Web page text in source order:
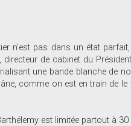
n’est pas dans un état parfait,
de cabinet du
une bande blanche de
comme on est en train de le
est limitée partout à